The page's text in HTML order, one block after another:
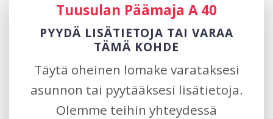
Tuusulan Päämaja A 40
PYYDÄ LISÄTIETOJA TAI VARAA
TÄMÄ KOHDE
Täytä oheinen lomake varataksesi
asunnon tai pyytääksesi lisätietoja.
Olemme teihin yhteydessä